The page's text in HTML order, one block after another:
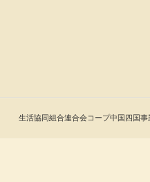
生活協同組合連合会コープ中国四国